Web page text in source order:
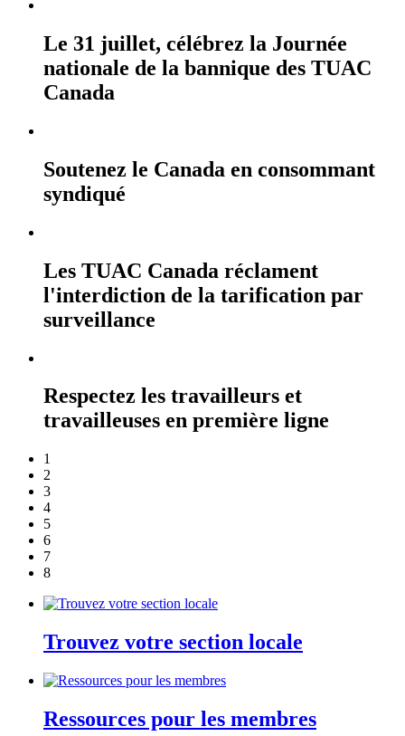
Le 31 juillet, célébrez la Journée
nationale de la bannique des TUAC
Canada
Soutenez le Canada en consommant
syndiqué
Les TUAC Canada réclament
l'interdiction de la tarification par
surveillance
Respectez les travailleurs et
travailleuses en première ligne
1
2
3
4
5
6
7
8
Trouvez votre section locale
Ressources pour les membres